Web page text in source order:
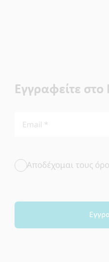
Εγγραφείτε
Αποδέχομαι τους